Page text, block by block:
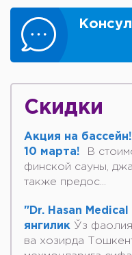
Скидки
Акция на
10 марта!
В
финской сауны,
также предос...
"Dr. Hasan
янгилик Ўз
ва хозирда